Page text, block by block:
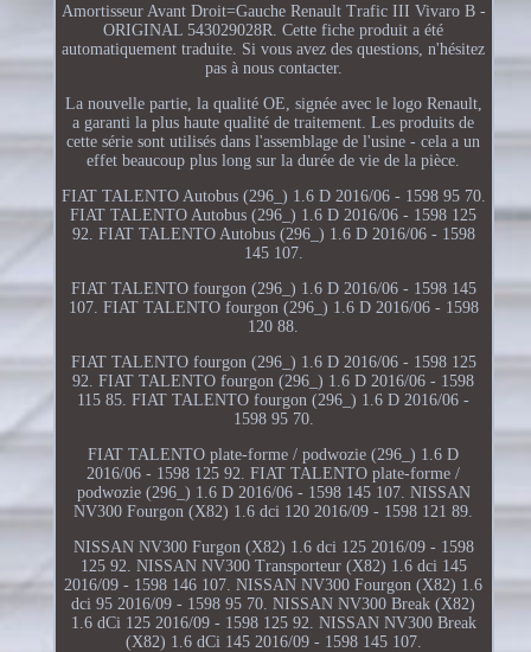
Amortisseur Avant Droit=Gauche Renault Trafic III Vivaro B -
ORIGINAL 543029028R. Cette fiche produit a été
automatiquement traduite. Si vous avez des questions, n'hésitez
pas à nous contacter.
La nouvelle partie, la qualité OE, signée avec le logo Renault,
a garanti la plus haute qualité de traitement. Les produits de
cette série sont utilisés dans l'assemblage de l'usine - cela a un
effet beaucoup plus long sur la durée de vie de la pièce.
FIAT TALENTO Autobus (296_) 1.6 D 2016/06 - 1598 95 70.
FIAT TALENTO Autobus (296_) 1.6 D 2016/06 - 1598 125
92. FIAT TALENTO Autobus (296_) 1.6 D 2016/06 - 1598
145 107.
FIAT TALENTO fourgon (296_) 1.6 D 2016/06 - 1598 145
107. FIAT TALENTO fourgon (296_) 1.6 D 2016/06 - 1598
120 88.
FIAT TALENTO fourgon (296_) 1.6 D 2016/06 - 1598 125
92. FIAT TALENTO fourgon (296_) 1.6 D 2016/06 - 1598
115 85. FIAT TALENTO fourgon (296_) 1.6 D 2016/06 -
1598 95 70.
FIAT TALENTO plate-forme / podwozie (296_) 1.6 D
2016/06 - 1598 125 92. FIAT TALENTO plate-forme /
podwozie (296_) 1.6 D 2016/06 - 1598 145 107. NISSAN
NV300 Fourgon (X82) 1.6 dci 120 2016/09 - 1598 121 89.
NISSAN NV300 Furgon (X82) 1.6 dci 125 2016/09 - 1598
125 92. NISSAN NV300 Transporteur (X82) 1.6 dci 145
2016/09 - 1598 146 107. NISSAN NV300 Fourgon (X82) 1.6
dci 95 2016/09 - 1598 95 70. NISSAN NV300 Break (X82)
1.6 dCi 125 2016/09 - 1598 125 92. NISSAN NV300 Break
(X82) 1.6 dCi 145 2016/09 - 1598 145 107.